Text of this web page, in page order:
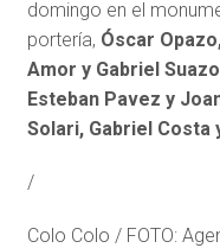
domingo en el
portería, Óscar
Amor y Gabriel Suazo
Esteban Pavez y
Solari, Gabriel Costa
/
Colo Colo / FOTO: